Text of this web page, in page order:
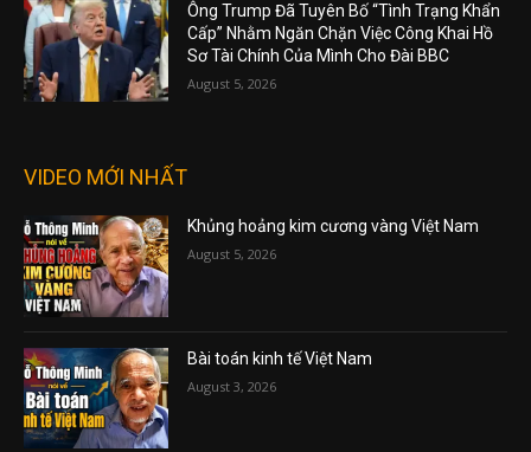
Ông Trump Đã Tuyên Bố “Tình Trạng Khẩn
Cấp” Nhằm Ngăn Chặn Việc Công Khai Hồ
Sơ Tài Chính Của Mình Cho Đài BBC
August 5, 2026
VIDEO MỚI NHẤT
Khủng hoảng kim cương vàng Việt Nam
August 5, 2026
Bài toán kinh tế Việt Nam
August 3, 2026